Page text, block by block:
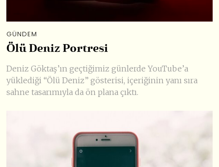
GÜNDEM
Ölü Deniz Portresi
Deniz Göktaş’ın geçtiğimiz günlerde YouTube’a
yüklediği “Ölü Deniz” gösterisi, içeriğinin yanı sıra
sahne tasarımıyla da ön plana çıktı.